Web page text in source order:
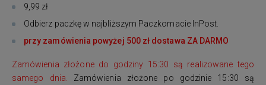
9,99 zł
Odbierz paczkę w najbliższym Paczkomacie InPost.
przy zamówienia powyżej 500 zł dostawa ZA DARMO
Zamówienia złożone do godziny 15:30 są realizowane tego
samego dnia.
Zamówienia złożone po godzinie 15:30 są